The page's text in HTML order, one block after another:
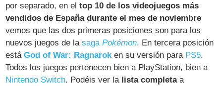
por separado, en eltop 10 de los videojuegos más
vendidos de España durante el mes de noviembre
vemos que las dos primeras posiciones son para los
nuevos juegos de lasagaPokémon. En tercera posición
estáGod of War: Ragnarok en su versión para PS5.
Todos los juegos pertenecen bien a PlayStation, bien a
Nintendo Switch. Podéis ver la lista completaa